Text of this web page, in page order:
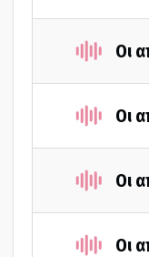
Οι
Οι
Οι
Οι